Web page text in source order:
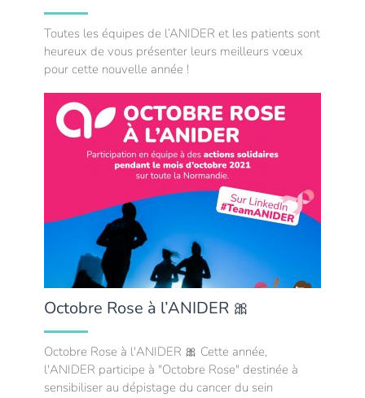
Toutes les équipes de l’ANIDER et les patients sont
heureux de vous présenter leurs meilleurs vœux
pour cette nouvelle année !
Octobre Rose à l’ANIDER 🎀
Octobre Rose à l'ANIDER 🎀 Cette année,
l'ANIDER participe à "Octobre Rose" destinée à
sensibiliser au dépistage du cancer du sein